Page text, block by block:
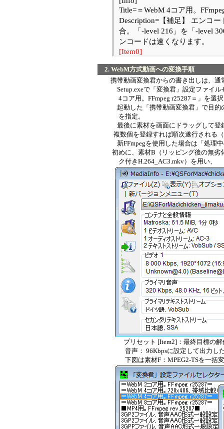
2. WebM方式動画への変換手順
携帯動画変換君からの書き出しは、通
Setup.exeで「変換君」設定ファイル
4コア用。FFmpeg r25287＝」を選択
起動した「携帯動画変換君」で目的の
を指定。
最後に素材を画面にドラッグして登録
複数個を登録すれば順次遂行される（
新FFmpegを使用した場合は「処理
初めに、素材B（リッピング後の無劣化
ク付きH.264_AC3.mkv）を用い、
プリセット [Item2]：最終目標の解像
音声： 96Kbpsに設定して出力し
下図は素材F：MPEG2-TSを一括変